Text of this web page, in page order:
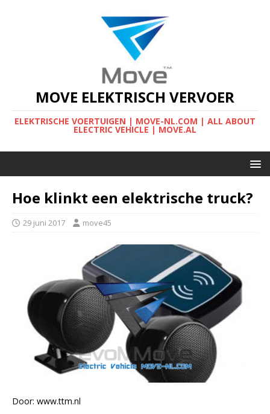
MOVE ELEKTRISCH VERVOER
ELEKTRISCHE VOERTUIGEN | MOVE-NL.COM | ALL ABOUT
ELECTRIC VEHICLE | MOVE.AL
Hoe klinkt een elektrische truck?
29 juni 2017 move45
Door: www.ttm.nl